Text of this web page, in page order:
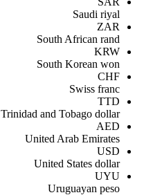
Saudi riyal
ZAR
South African rand
KRW
South Korean won
CHF
Swiss franc
TTD
Trinidad and Tobago dollar
AED
United Arab Emirates
USD
United States dollar
UYU
Uruguayan peso